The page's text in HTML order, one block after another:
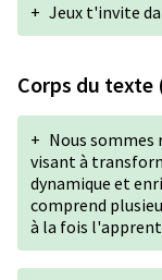
+ Jeux t'invite
Corps du texte
+ Nous
visant à
dynamique et
comprend
à la fois